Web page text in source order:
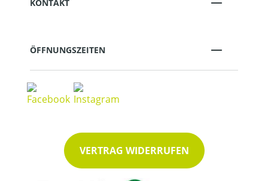
KONTAKT
ÖFFNUNGSZEITEN
VERTRAG WIDERRUFEN